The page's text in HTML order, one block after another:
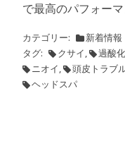
で最高のパフォー
カテゴリー
新着情報
タグ
クサイ, 過酸
ニオイ, 頭皮トラブ
ヘッドスパ